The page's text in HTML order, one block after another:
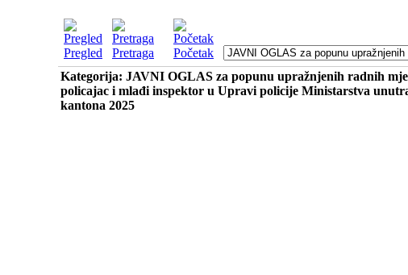
Pregled Pretraga
Početak
Kategorija: JAVNI OGLAS za popunu upražnjenih radnih
policajac i mlađi inspektor u Upravi policije Ministarstva
kantona 2025